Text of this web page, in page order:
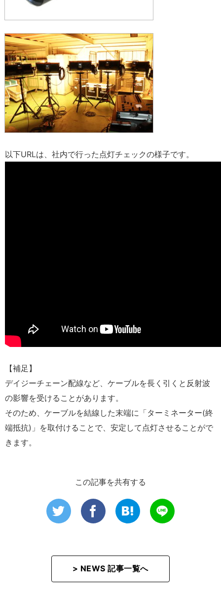
以下URLは、社内で行った点灯チェックの様子です。
【補足】
デイジーチェーン配線など、ケーブルを長く引くと反射波
の影響を受けることがあります。
そのため、ケーブルを結線した末端に「ターミネーター(終
端抵抗)」を取付けることで、安定して点灯させることがで
きます。
この記事を共有する
> NEWS 記事一覧へ